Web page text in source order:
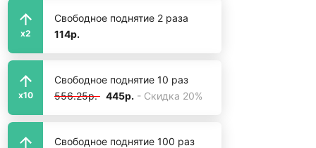
x2
Свободное поднятие 2 раза
114р.
x10
Свободное поднятие 10 раз
556.25р. 445р. - Скидка 20%
Свободное поднятие 100 раз